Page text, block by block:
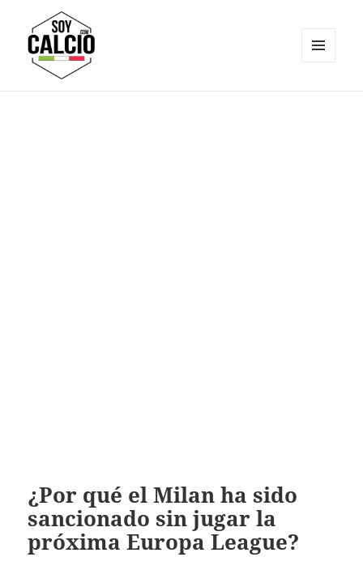
¿Por qué el Milan ha sido
sancionado sin jugar la
próxima Europa League?